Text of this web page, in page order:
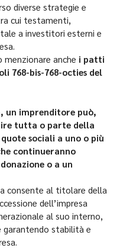
diverse strategie e
cui testamenti,
a investitori esterni e
anche i patti
768-bis-768-octies del
un imprenditore può,
tutta o parte della
sociali a uno o più
continueranno
o a un
consente al titolare della
dell’impresa
al suo interno,
stabilità e